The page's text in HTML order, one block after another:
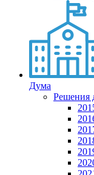
Дума
Решения